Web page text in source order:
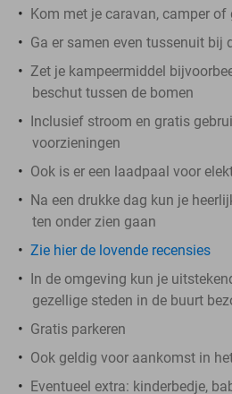
Kom met je caravan, camper of
Ga er samen even tussenuit bij
Zet je kampeermiddel
beschut tussen de bomen
Inclusief stroom en gratis
voorzieningen
Ook is er een laadpaal voor
Na een drukke dag kun je
ten onder zien gaan
Zie hier de lovende recensies
In de omgeving kun je
gezellige steden in de buurt
Gratis parkeren
Ook geldig voor aankomst in
Eventueel extra: kinderbedje,